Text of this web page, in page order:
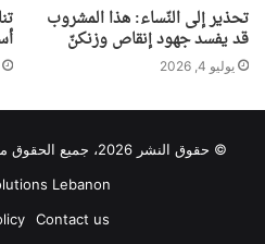
تحذير إلى النّساء: هذا المشروب
قد يفسد جهود إنقاص وزنكنّ
يوليو 4, 2026
© حقوق النشر 2026، جميع الحقوق محفوظة |
Lebanon
Contact us